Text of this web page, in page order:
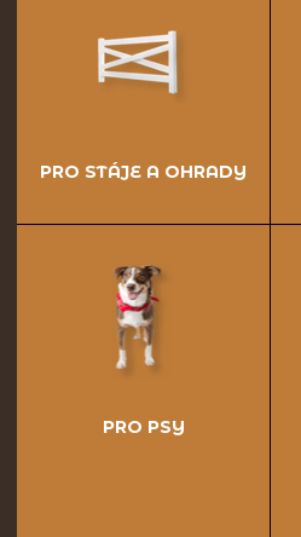
PRO STÁJE A OHRADY
PRO PSY